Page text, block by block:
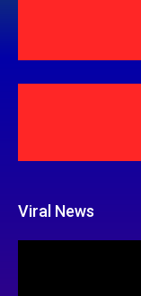
Viral News